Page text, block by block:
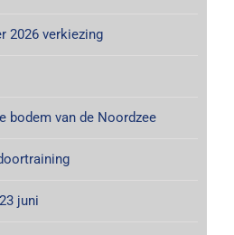
2026 verkiezing
bodem van de Noordzee
juni